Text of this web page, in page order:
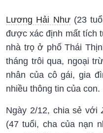
Lương Hải Như(23
được xác định mất tích
nhà trọ ở phố Thái
tháng trôi qua, ngoại
nhân của cô gái, gia
nhiều thông tin của con.
Ngày 2/12, chia sẻ với
(47 tuổi, cha của nạn